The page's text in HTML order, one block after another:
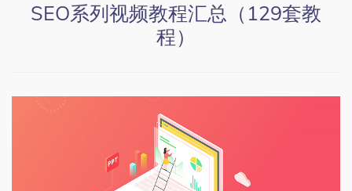
SEO系列视频教程汇总（129套教
程）